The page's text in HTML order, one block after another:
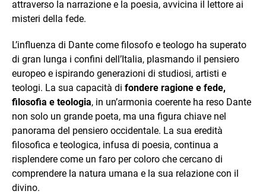
attraverso la narrazione e la poesia, avvicina il lettore ai
misteri della fede.
L’influenza di Dante come filosofo e teologo ha superato
di gran lunga i confini dell’Italia, plasmando il pensiero
europeo e ispirando generazioni di studiosi, artisti e
teologi. La sua capacità di fondere ragione e fede,
filosofia e teologia, in un’armonia coerente ha reso Dante
non solo un grande poeta, ma una figura chiave nel
panorama del pensiero occidentale. La sua eredità
filosofica e teologica, infusa di poesia, continua a
risplendere come un faro per coloro che cercano di
comprendere la natura umana e la sua relazione con il
divino.